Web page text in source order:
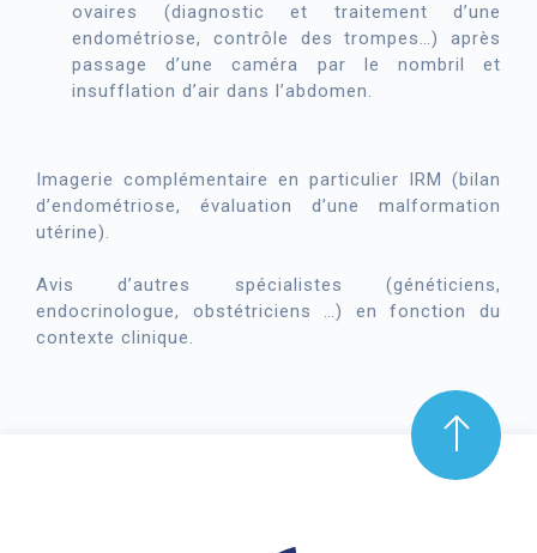
ovaires (diagnostic et traitement d’une
endométriose, contrôle des trompes…) après
passage d’une caméra par le nombril et
insufflation d’air dans l’abdomen.
Imagerie complémentaire en particulier IRM (bilan
d’endométriose, évaluation d’une malformation
utérine).
Avis d’autres spécialistes (généticiens,
endocrinologue, obstétriciens …) en fonction du
contexte clinique.